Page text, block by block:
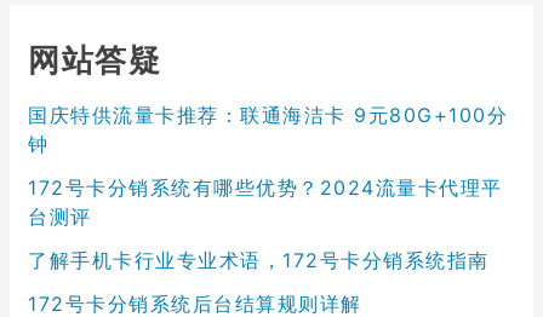
网站答疑
国庆特供流量卡推荐：联通海洁卡 9元80G+100分
钟
172号卡分销系统有哪些优势？2024流量卡代理平
台测评
了解手机卡行业专业术语，172号卡分销系统指南
172号卡分销系统后台结算规则详解